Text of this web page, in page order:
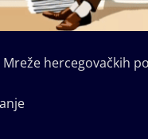
hercegovačkih